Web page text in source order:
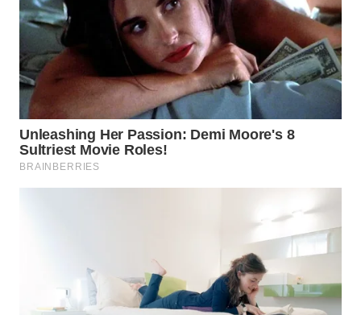
WN
TAPANULI
UTARA
SAMOSIR
WN
PADANG
WN